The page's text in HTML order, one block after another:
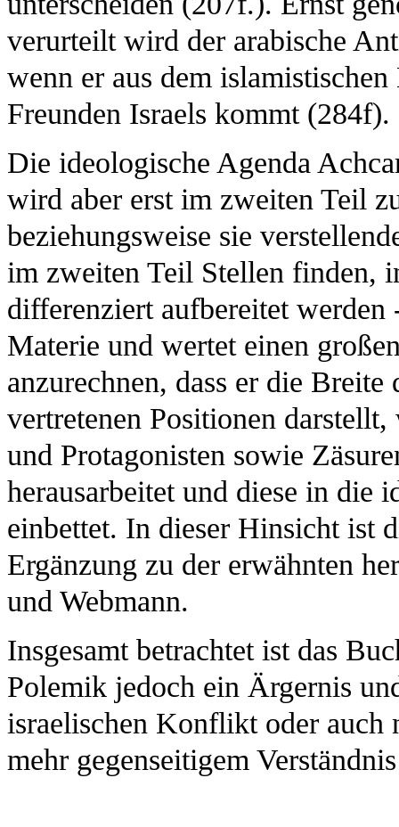
verurteilt wird der arabische
wenn er aus dem
Freunden Israels kommt (284f).
Die ideologische Agenda
wird aber erst im zweiten Teil
beziehungsweise sie
im zweiten Teil Stellen finden,
differenziert aufbereitet
Materie und wertet einen
anzurechnen, dass er die
vertretenen Positionen
und Protagonisten sowie
herausarbeitet und diese in die
einbettet. In dieser Hinsicht ist
Ergänzung zu der erwähnten
und Webmann.
Insgesamt betrachtet ist das
Polemik jedoch ein Ärgernis
israelischen Konflikt oder auch
mehr gegenseitigem